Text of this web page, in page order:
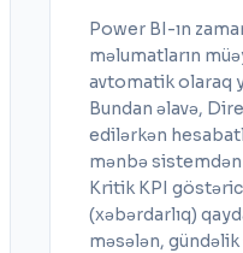
Power BI-ın
məlumatların
avtomatik olaraq
Bundan əlavə,
edilərkən
mənbə sistemdən
Kritik KPI
(xəbərdarlıq)
məsələn, gündəlik